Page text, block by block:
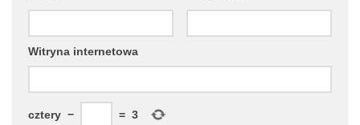
Witryna internetowa
cztery − = 3